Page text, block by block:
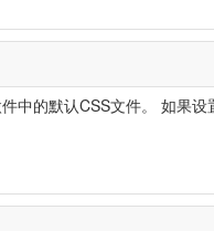
中的默认CSS文件。 如果